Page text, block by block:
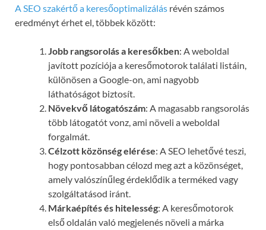
A SEO szakértő a keresőoptimalizálás révén számos
eredményt érhet el, többek között:
Jobb rangsorolás a keresőkben: A weboldal
javított pozíciója a keresőmotorok találati listáin,
különösen a Google-on, ami nagyobb
láthatóságot biztosít.
Növekvő látogatószám: A magasabb rangsorolás
több látogatót vonz, ami növeli a weboldal
forgalmát.
Célzott közönség elérése: A SEO lehetővé teszi,
hogy pontosabban célozd meg azt a közönséget,
amely valószínűleg érdeklődik a terméked vagy
szolgáltatásod iránt.
Márkaépítés és hitelesség: A keresőmotorok
első oldalán való megjelenés növeli a márka